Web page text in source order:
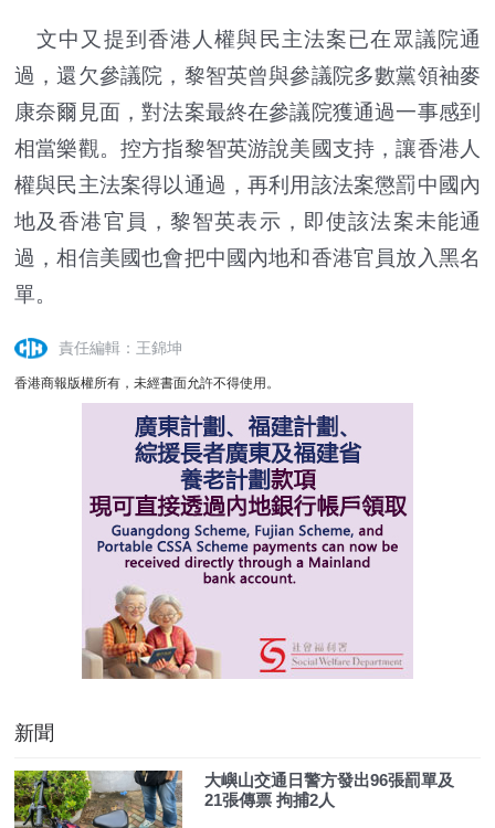
文中又提到香港人權與民主法案已在眾議院通
過，還欠參議院，黎智英曾與參議院多數黨領袖麥
康奈爾見面，對法案最終在參議院獲通過一事感到
相當樂觀。控方指黎智英游說美國支持，讓香港人
權與民主法案得以通過，再利用該法案懲罰中國內
地及香港官員，黎智英表示，即使該法案未能通
過，相信美國也會把中國內地和香港官員放入黑名
單。
責任編輯：王錦坤
香港商報版權所有，未經書面允許不得使用。
新聞
大嶼山交通日警方發出96張罰單及
21張傳票 拘捕2人